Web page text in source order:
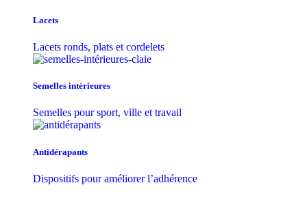
Lacets
Lacets ronds, plats et cordelets
Semelles intérieures
Semelles pour sport, ville et travail
Antidérapants
Dispositifs pour améliorer l’adhérence